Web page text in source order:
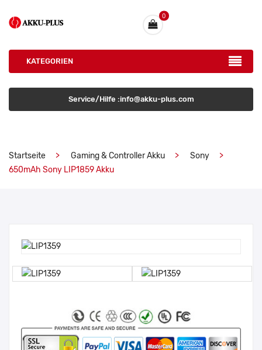
0
KATEGORIEN
Service/Hilfe :info@akku-plus.com
Startseite Gaming & Controller Akku
Sony
650mAh Sony LIP1859 Akku